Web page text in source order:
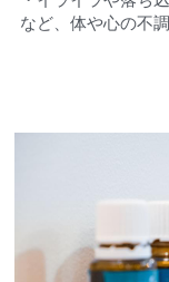
など、体や心の不